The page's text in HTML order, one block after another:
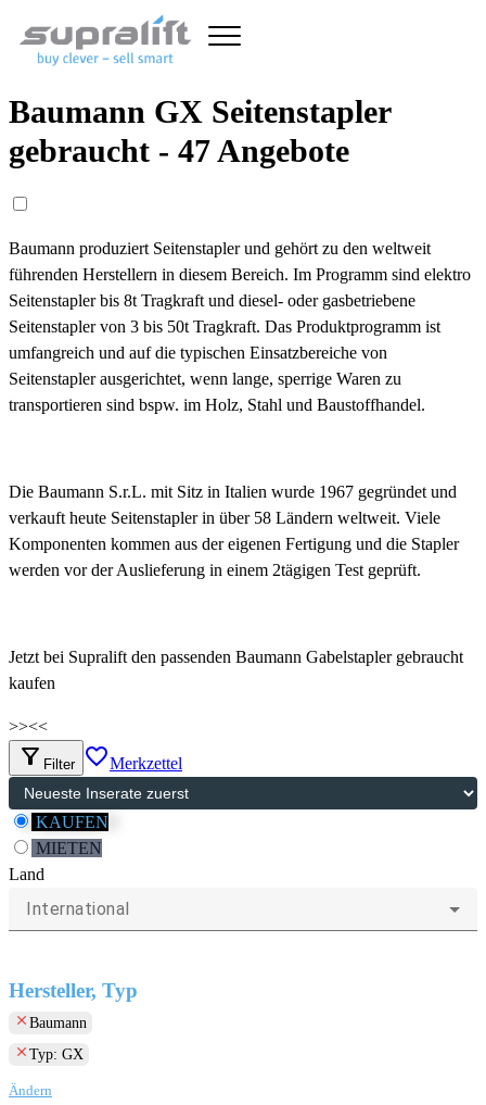
Baumann GX Seitenstapler
gebraucht - 47 Angebote
Baumann produziert Seitenstapler und gehört zu den weltweit
führenden Herstellern in diesem Bereich. Im Programm sind elektro
Seitenstapler bis 8t Tragkraft und diesel- oder gasbetriebene
Seitenstapler von 3 bis 50t Tragkraft. Das Produktprogramm ist
umfangreich und auf die typischen Einsatzbereiche von
Seitenstapler ausgerichtet, wenn lange, sperrige Waren zu
transportieren sind bspw. im Holz, Stahl und Baustoffhandel.
Die Baumann S.r.L. mit Sitz in Italien wurde 1967 gegründet und
verkauft heute Seitenstapler in über 58 Ländern weltweit. Viele
Komponenten kommen aus der eigenen Fertigung und die Stapler
werden vor der Auslieferung in einem 2tägigen Test geprüft.
Jetzt bei Supralift den passenden Baumann Gabelstapler gebraucht
kaufen
>><<
filter_alt Filter favorite_borderMerkzettel
KAUFEN
MIETEN
Land
International
Hersteller, Typ
clear Baumann
clear Typ: GX
Ändern